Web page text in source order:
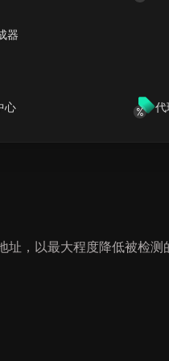
器
心 代
和IP封禁的系统，旨在防
到不同IP地址上，有助于
，以最大程度降低被检测